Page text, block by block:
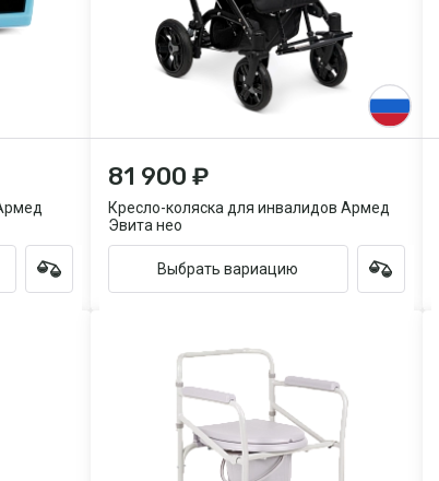
81 900 ₽
Кресло-коляска для инвалидов Армед
Эвита нео
Выбрать вариацию